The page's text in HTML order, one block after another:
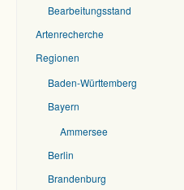
Bearbeitungsstand
Artenrecherche
Regionen
Baden-Württemberg
Bayern
Ammersee
Berlin
Brandenburg